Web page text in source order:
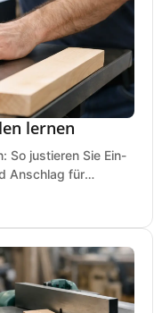
lernen
So justieren Sie Ein-
Anschlag für